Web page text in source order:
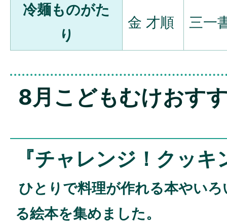
冷麺ものがた
り
金 才順 三一
8月こどもむけおす
『チャレンジ！クッキ
ひとりで料理が作れる本やい
る絵本を集めました。